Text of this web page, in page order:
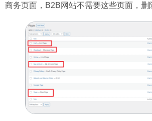
商务页面，B2B网站不需要这些页面，删